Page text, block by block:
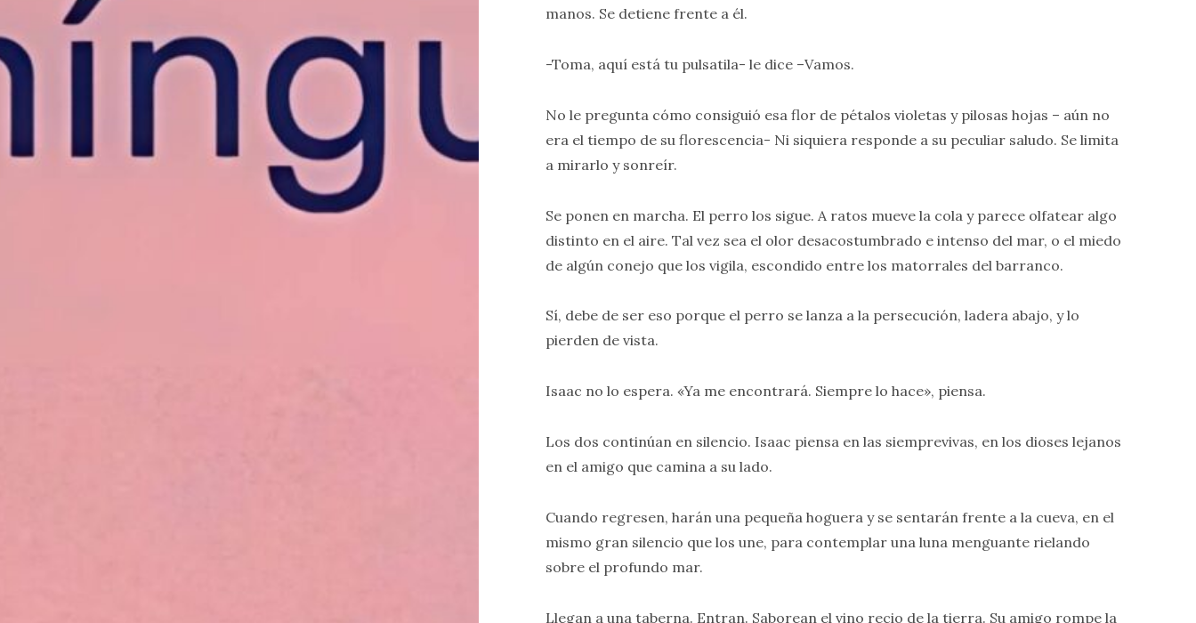
manos. Se detiene frente a él.
-Toma, aquí está tu pulsatila- le dice –Vamos.
No le pregunta cómo consiguió esa flor de pétalos violetas y pilosas hojas – aún no
era el tiempo de su florescencia- Ni siquiera responde a su peculiar saludo. Se limita
a mirarlo y sonreír.
Se ponen en marcha. El perro los sigue. A ratos mueve la cola y parece olfatear algo
distinto en el aire. Tal vez sea el olor desacostumbrado e intenso del mar, o el miedo
de algún conejo que los vigila, escondido entre los matorrales del barranco.
Sí, debe de ser eso porque el perro se lanza a la persecución, ladera abajo, y lo
pierden de vista.
Isaac no lo espera. «Ya me encontrará. Siempre lo hace», piensa.
Los dos continúan en silencio. Isaac piensa en las siemprevivas, en los dioses lejanos
en el amigo que camina a su lado.
Cuando regresen, harán una pequeña hoguera y se sentarán frente a la cueva, en el
mismo gran silencio que los une, para contemplar una luna menguante rielando
sobre el profundo mar.
Llegan a una taberna. Entran. Saborean el vino recio de la tierra. Su amigo rompe la